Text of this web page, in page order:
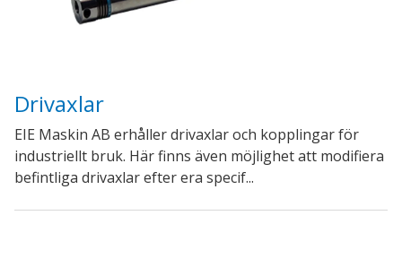
Drivaxlar
EIE Maskin AB erhåller drivaxlar och kopplingar för
industriellt bruk. Här finns även möjlighet att modifiera
befintliga drivaxlar efter era specif...